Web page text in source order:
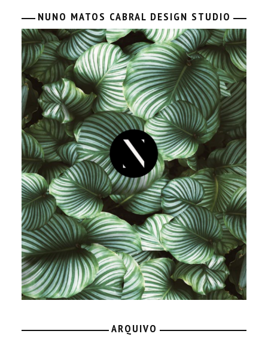
NUNO MATOS CABRAL DESIGN STUDIO
ARQUIVO